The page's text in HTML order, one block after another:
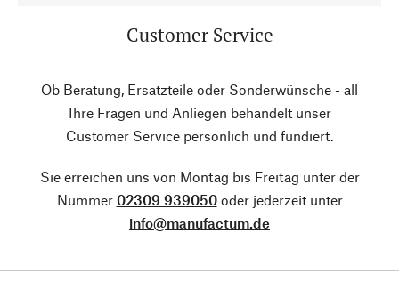
Customer Service
Ob Beratung, Ersatzteile oder Sonderwünsche - all
Ihre Fragen und Anliegen behandelt unser
Customer Service persönlich und fundiert.
Sie erreichen uns von Montag bis Freitag unter der
Nummer 02309 939050oder jederzeit unter
info@manufactum.de